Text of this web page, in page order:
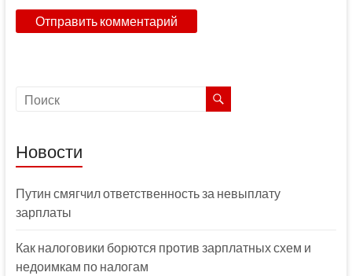
Новости
Путин смягчил ответственность за невыплату
зарплаты
Как налоговики борются против зарплатных схем и
недоимкам по налогам